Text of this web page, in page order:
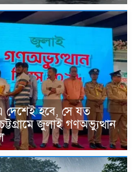
দেশেই হবে, সে যত
জুলাই গণঅভ্যুত্থান